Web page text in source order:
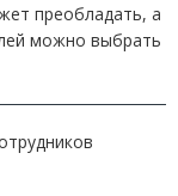
преобладать, а
можно выбрать